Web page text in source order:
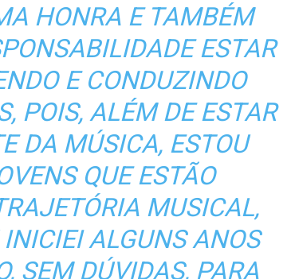
HONRA E TAMBÉM
ESTAR
E CONDUZINDO
POIS, ALÉM DE ESTAR
DA MÚSICA, ESTOU
QUE ESTÃO
MUSICAL,
ALGUNS ANOS
SEM DÚVIDAS, PARA